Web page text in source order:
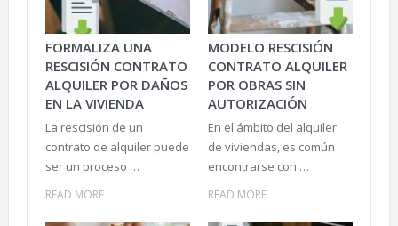
FORMALIZA UNA
RESCISIÓN CONTRATO
ALQUILER POR DAÑOS
EN LA VIVIENDA
La rescisión de un
contrato de alquiler puede
ser un proceso …
READ MORE
MODELO RESCISIÓN
CONTRATO ALQUILER
POR OBRAS SIN
AUTORIZACIÓN
En el ámbito del alquiler
de viviendas, es común
encontrarse con …
READ MORE